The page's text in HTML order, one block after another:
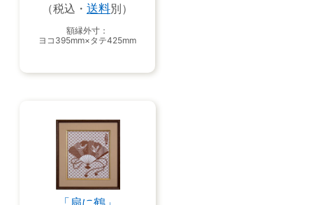
（税込・ 送料別）
額縁外寸：
ヨコ395mm×タテ425mm